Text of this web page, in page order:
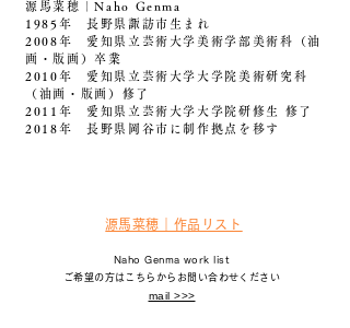
源馬菜穂｜Naho Genma
1985年 長野県諏訪市生まれ
2008年 愛知県立芸術大学美術学部美術科（油
画・版画）卒業
2010年 愛知県立芸術大学大学院美術研究科
（油画・版画）修了
2011年 愛知県立芸術大学大学院研修生 修了
2018年 長野県岡谷市に制作拠点を移す
​源馬菜穂｜作品リスト
​Naho Genma work list
ご希望の方はこちらからお問い合わせください
mail >>>